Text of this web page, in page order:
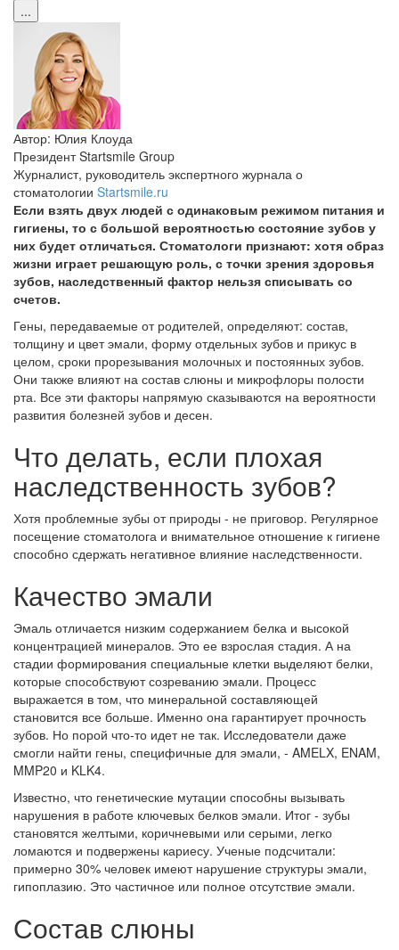
...
Автор: Юлия Клоуда
Президент Startsmile Group
Журналист, руководитель экспертного журнала о
стоматологии Startsmile.ru
Если взять двух людей с одинаковым режимом питания и
гигиены, то с большой вероятностью состояние зубов у
них будет отличаться. Стоматологи признают: хотя образ
жизни играет решающую роль, с точки зрения здоровья
зубов, наследственный фактор нельзя списывать со
счетов.
Гены, передаваемые от родителей, определяют: состав,
толщину и цвет эмали, форму отдельных зубов и прикус в
целом, сроки прорезывания молочных и постоянных зубов.
Они также влияют на состав слюны и микрофлоры полости
рта. Все эти факторы напрямую сказываются на вероятности
развития болезней зубов и десен.
Что делать, если плохая
наследственность зубов?
Хотя проблемные зубы от природы - не приговор. Регулярное
посещение стоматолога и внимательное отношение к гигиене
способно сдержать негативное влияние наследственности.
Качество эмали
Эмаль отличается низким содержанием белка и высокой
концентрацией минералов. Это ее взрослая стадия. А на
стадии формирования специальные клетки выделяют белки,
которые способствуют созреванию эмали. Процесс
выражается в том, что минеральной составляющей
становится все больше. Именно она гарантирует прочность
зубов. Но порой что-то идет не так. Исследователи даже
смогли найти гены, специфичные для эмали, - AMELX, ENAM,
MMP20 и KLK4.
Известно, что генетические мутации способны вызывать
нарушения в работе ключевых белков эмали. Итог - зубы
становятся желтыми, коричневыми или серыми, легко
ломаются и подвержены кариесу. Ученые подсчитали:
примерно 30% человек имеют нарушение структуры эмали,
гипоплазию. Это частичное или полное отсутствие эмали.
Состав слюны